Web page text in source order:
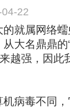
22
就属网络
大名鼎鼎的
越强，因
毒不同，